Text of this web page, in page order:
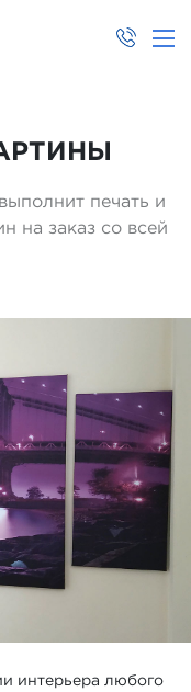
печать и
на заказ со всей
интерьера любого